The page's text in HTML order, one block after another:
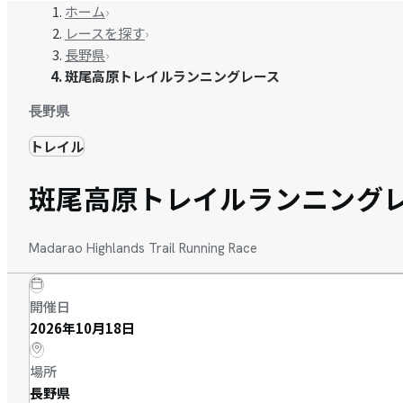
ホーム›
レースを探す›
長野県›
斑尾高原トレイルランニングレース
長野県
トレイル
斑尾高原トレイルランニング
Madarao Highlands Trail Running Race
開催日
2026年10月18日
場所
長野県